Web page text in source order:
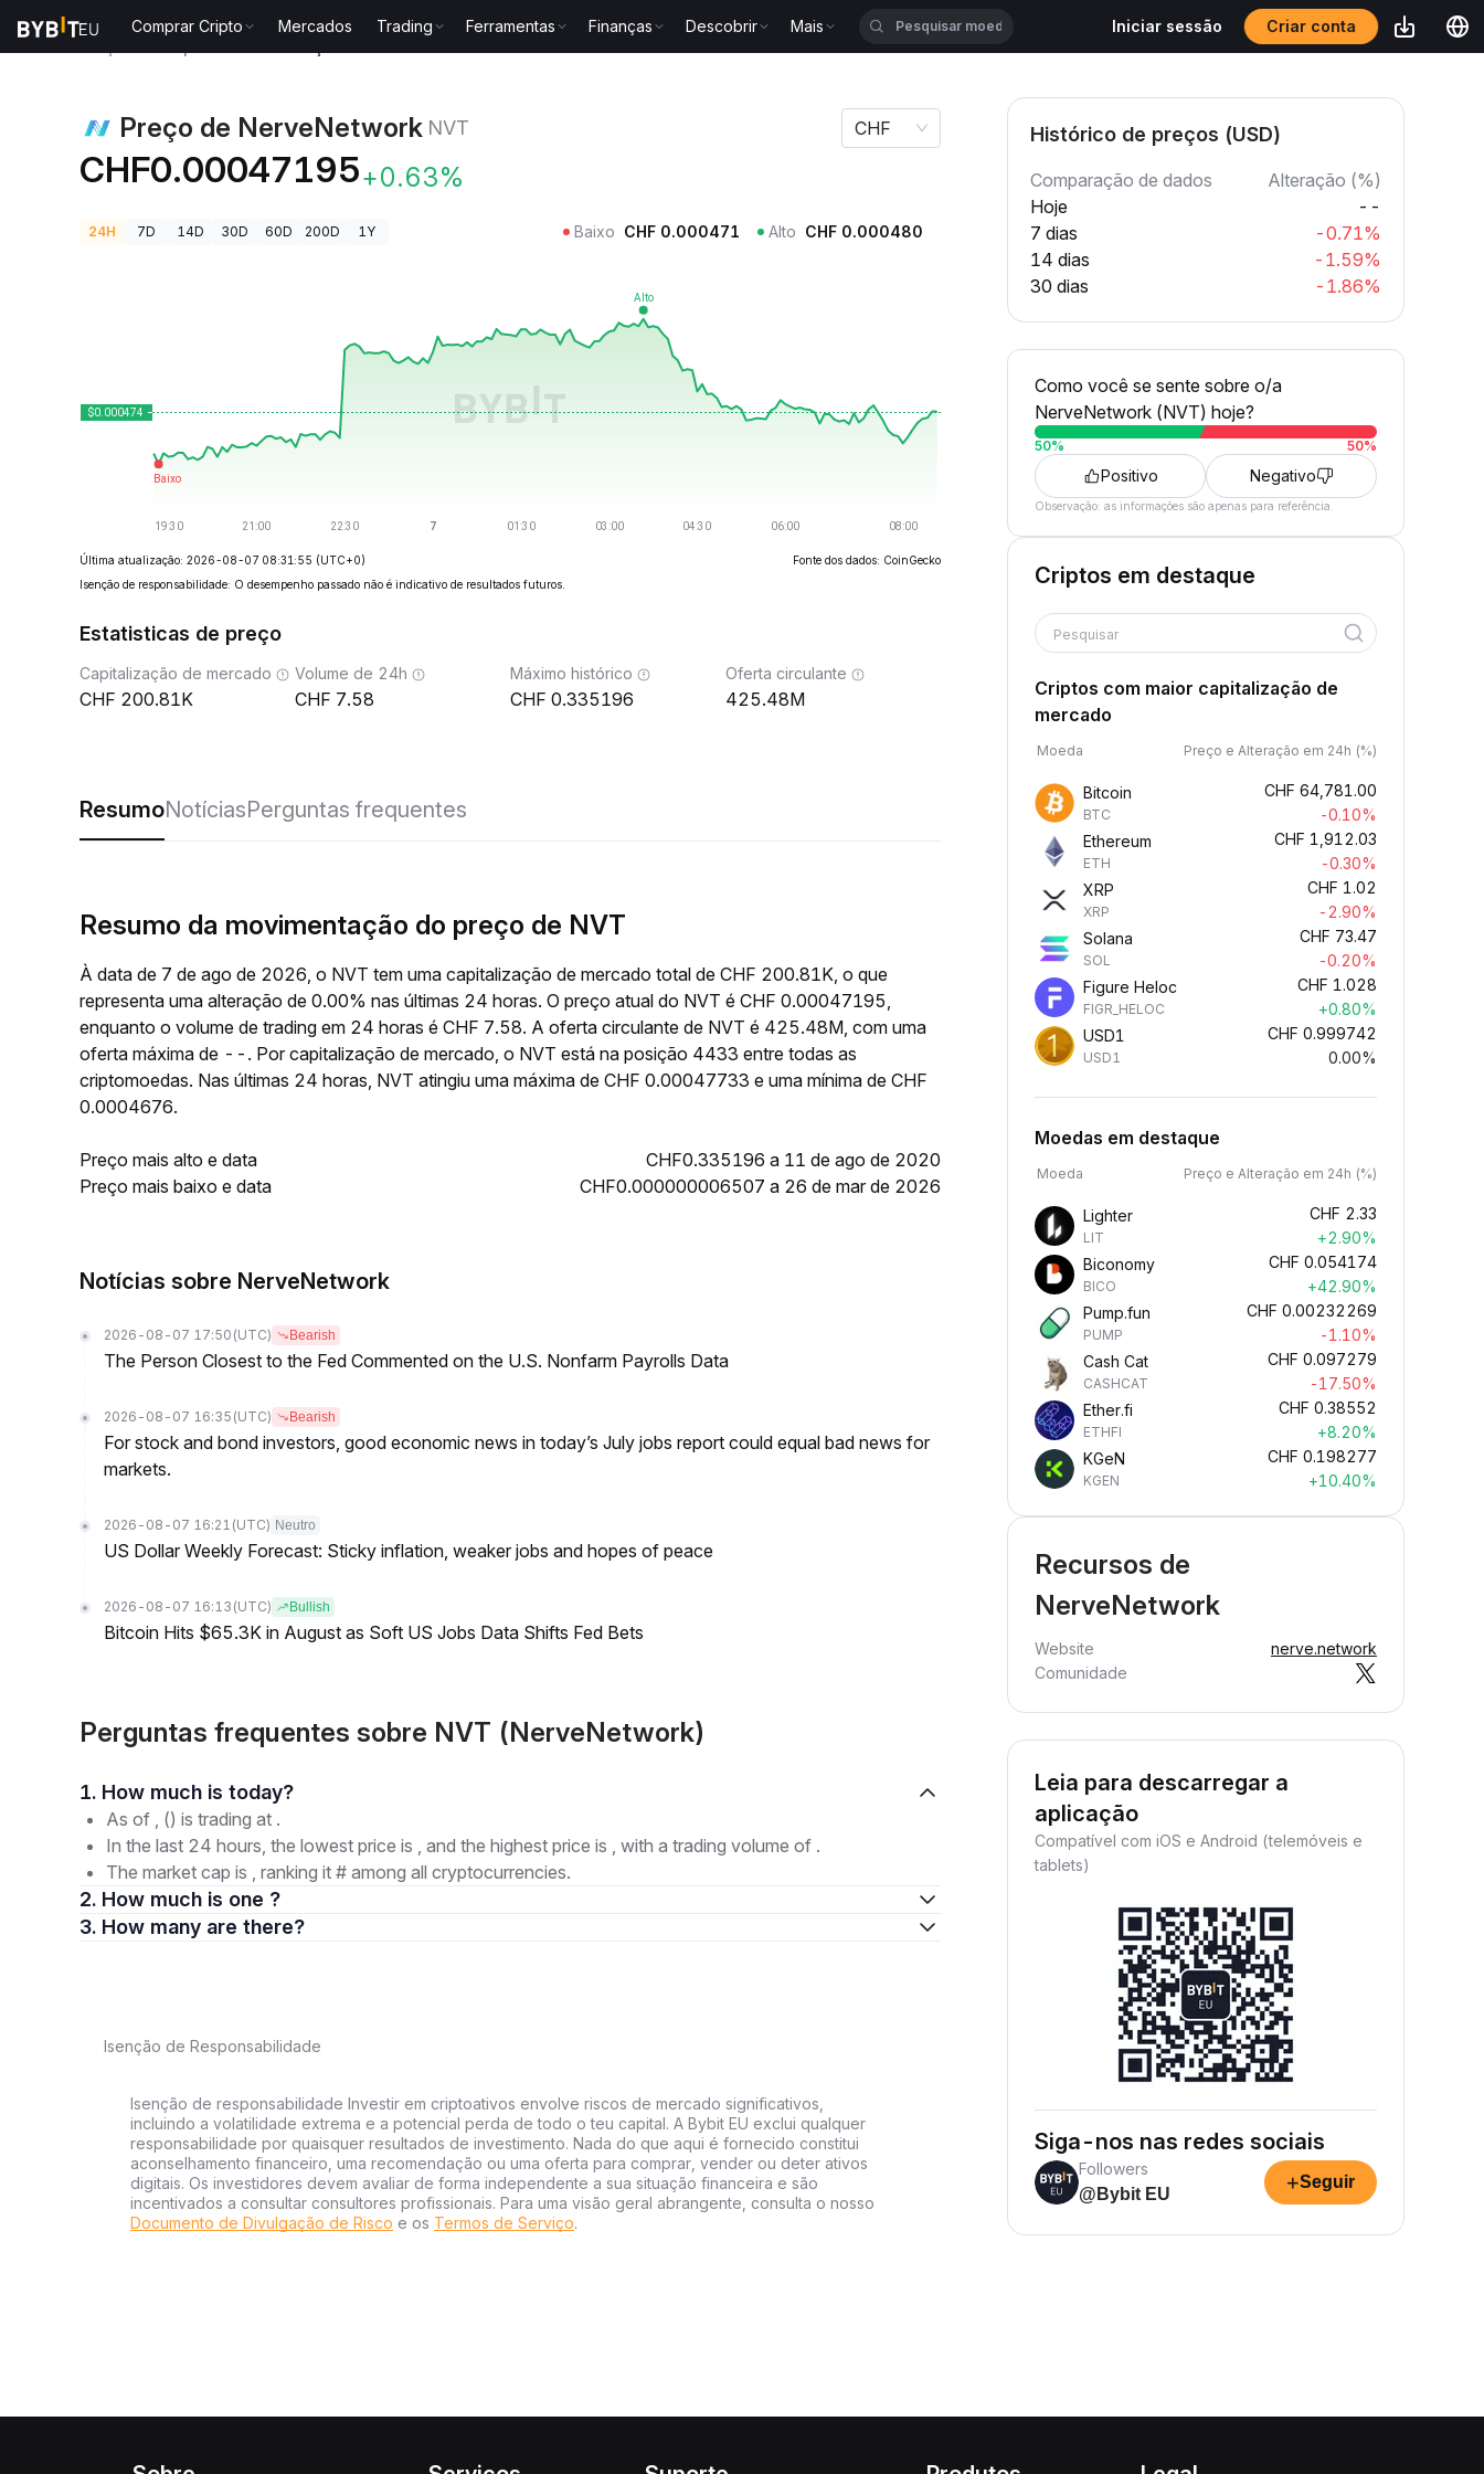
Comprar Cripto Mercados Trading Ferramentas Finanças Descobrir Mais Iniciar sessão Criar conta
Preço de NerveNetwork NVT
CHF0.00047195+0.63%
CHF
24H 7D 14D 30D 60D 200D 1Y Baixo CHF 0.000471 Alto CHF 0.000480
Última atualização: 2026-08-07 08:31:55 (UTC+0)
Fonte dos dados: CoinGecko
Isenção de responsabilidade: O desempenho passado não é indicativo de resultados futuros.
Estatisticas de preço
Capitalização de mercado
200.81K
Volume de 24h
7.58
Máximo histórico
0.335196
Oferta circulante
425.48M
ResumoNotíciasPerguntas frequentes
Resumo da movimentação do preço de NVT
À data de 7 de ago de 2026, o NVT tem uma capitalização de mercado total de CHF 200.81K, o que
representa uma alteração de 0.00% nas últimas 24 horas. O preço atual do NVT é CHF 0.00047195,
enquanto o volume de trading em 24 horas é CHF 7.58. A oferta circulante de NVT é 425.48M, com uma
oferta máxima de --. Por capitalização de mercado, o NVT está na posição 4433 entre todas as
criptomoedas. Nas últimas 24 horas, NVT atingiu uma máxima de CHF 0.00047733 e uma mínima de CHF
0.0004676.
Preço mais alto e data
CHF0.335196 a 11 de ago de 2020
Preço mais baixo e data
CHF0.000000006507 a 26 de mar de 2026
Notícias sobre NerveNetwork
2026-08-07 17:50 (UTC) Bearish
The Person Closest to the Fed Commented on the U.S. Nonfarm Payrolls Data
2026-08-07 16:35 (UTC) Bearish
For stock and bond investors, good economic news in today’s July jobs report could equal bad news for
markets.
2026-08-07 16:21 (UTC) Neutro
US Dollar Weekly Forecast: Sticky inflation, weaker jobs and hopes of peace
2026-08-07 16:13 (UTC) Bullish
Bitcoin Hits $65.3K in August as Soft US Jobs Data Shifts Fed Bets
Perguntas frequentes sobre NVT (NerveNetwork)
1. How much is today?
As of , () is trading at .
In the last 24 hours, the lowest price is , and the highest price is , with a trading volume of .
The market cap is , ranking it # among all cryptocurrencies.
2. How much is one ?
3. How many are there?
Isenção de Responsabilidade
Isenção de responsabilidade Investir em criptoativos envolve riscos de mercado significativos,
incluindo a volatilidade extrema e a potencial perda de todo o teu capital. A Bybit EU exclui qualquer
responsabilidade por quaisquer resultados de investimento. Nada do que aqui é fornecido constitui
aconselhamento financeiro, uma recomendação ou uma oferta para comprar, vender ou deter ativos
digitais. Os investidores devem avaliar de forma independente a sua situação financeira e são
incentivados a consultar consultores profissionais. Para uma visão geral abrangente, consulta o nosso
Documento de Divulgação de Risco e os Termos de Serviço.
Histórico de preços (USD)
Comparação de dados
Alteração (%)
Hoje
--
7 dias
-0.71%
14 dias
-1.59%
30 dias
-1.86%
Como você se sente sobre o/a
NerveNetwork (NVT) hoje?
50% 50%
Positivo Negativo
Observação: as informações são apenas para referência.
Criptos em destaque
Pesquisar
Criptos com maior capitalização de
mercado
Moeda Preço e Alteração em 24h (%)
Bitcoin
BTC
CHF 64,781.00
-0.10%
Ethereum
ETH
CHF 1,912.03
-0.30%
XRP
XRP
CHF 1.02
-2.90%
Solana
SOL
CHF 73.47
-0.20%
Figure Heloc
FIGR_HELOC
CHF 1.028
+0.80%
USD1
USD1
CHF 0.999742
0.00%
Moedas em destaque
Moeda Preço e Alteração em 24h (%)
Lighter
LIT
CHF 2.33
+2.90%
Biconomy
BICO
CHF 0.054174
+42.90%
Pump.fun
PUMP
CHF 0.00232269
-1.10%
Cash Cat
CASHCAT
CHF 0.097279
-17.50%
Ether.fi
ETHFI
CHF 0.38552
+8.20%
KGeN
KGEN
CHF 0.198277
+10.40%
Recursos de
NerveNetwork
Website
nerve.network
Comunidade
Leia para descarregar a
aplicação
Compatível com iOS e Android (telemóveis e
tablets)
Siga-nos nas redes sociais
Followers
@Bybit EU
+Seguir